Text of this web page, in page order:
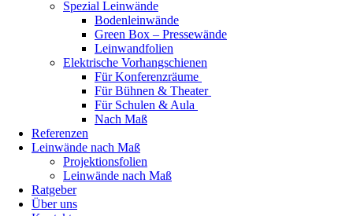
Spezial Leinwände
Bodenleinwände
Green Box – Pressewände
Leinwandfolien
Elektrische Vorhangschienen
Für Konferenzräume
Für Bühnen & Theater
Für Schulen & Aula
Nach Maß
Referenzen
Leinwände nach Maß
Projektionsfolien
Leinwände nach Maß
Ratgeber
Über uns